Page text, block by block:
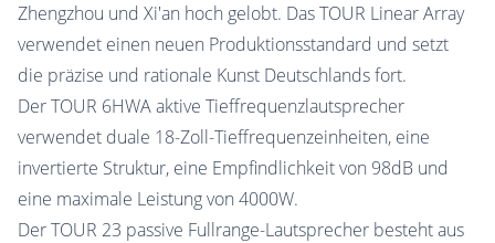
Zhengzhou und Xi'an hoch gelobt. Das TOUR Linear Array
verwendet einen neuen Produktionsstandard und setzt
die präzise und rationale Kunst Deutschlands fort.
Der TOUR 6HWA aktive Tieffrequenzlautsprecher
verwendet duale 18-Zoll-Tieffrequenzeinheiten, eine
invertierte Struktur, eine Empfindlichkeit von 98dB und
eine maximale Leistung von 4000W.
Der TOUR 23 passive Fullrange-Lautsprecher besteht aus